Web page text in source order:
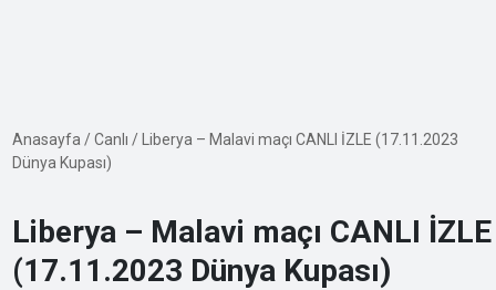
Anasayfa /Canlı /
Liberya – Malavi maçı CANLI İZLE (17.11.2023
Dünya Kupası)
Liberya – Malavi maçı CANLI İZLE
(17.11.2023 Dünya Kupası)